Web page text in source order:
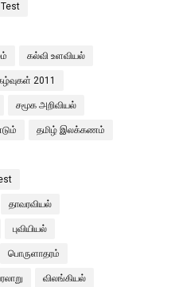
கல்வி உளவியல்
2011
சமூக அறிவியல்
தமிழ் இலக்கணம்
தாவரவியல்
புவியியல்
பொருளாதரம்
விலங்கியல்